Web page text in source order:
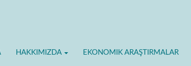
HAKKIMIZDA EKONOMIK ARAŞTIRMALAR